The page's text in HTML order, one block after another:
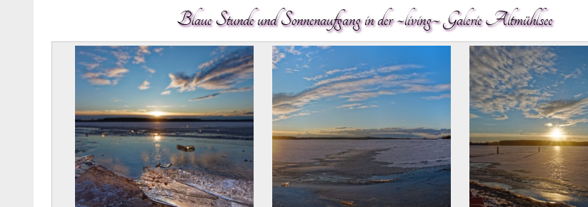
Blaue Stunde und Sonnenaufgang in der ~living~ Galerie Altmühlsee